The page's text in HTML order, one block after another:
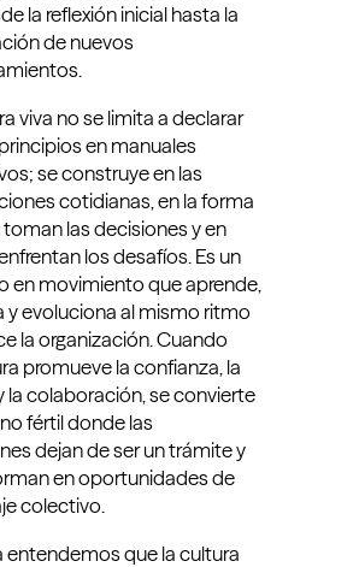
la reflexión inicial hasta la
de nuevos
viva no se limita a declarar
en manuales
se construye en las
cotidianas, en la forma
toman las decisiones y en
los desafíos. Es un
en movimiento que aprende,
y evoluciona al mismo ritmo
la organización. Cuando
promueve la confianza, la
la colaboración, se convierte
fértil donde las
dejan de ser un trámite y
en oportunidades de
colectivo.
entendemos que la cultura